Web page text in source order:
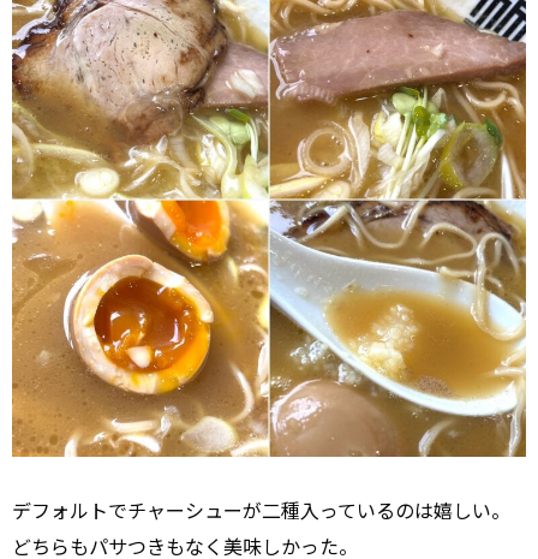
デフォルトでチャーシューが二種入っているのは嬉しい。
どちらもパサつきもなく美味しかった。